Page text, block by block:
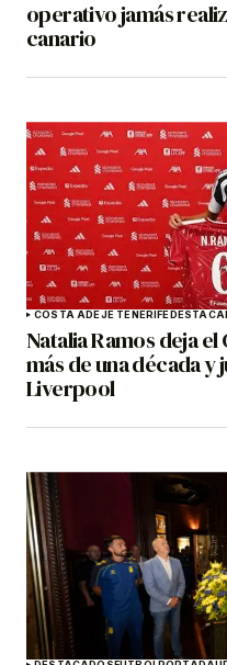
operativo jamás
canario
COSTA ADEJE TENERIFE
Natalia Ramos deja
más de una década
Liverpool